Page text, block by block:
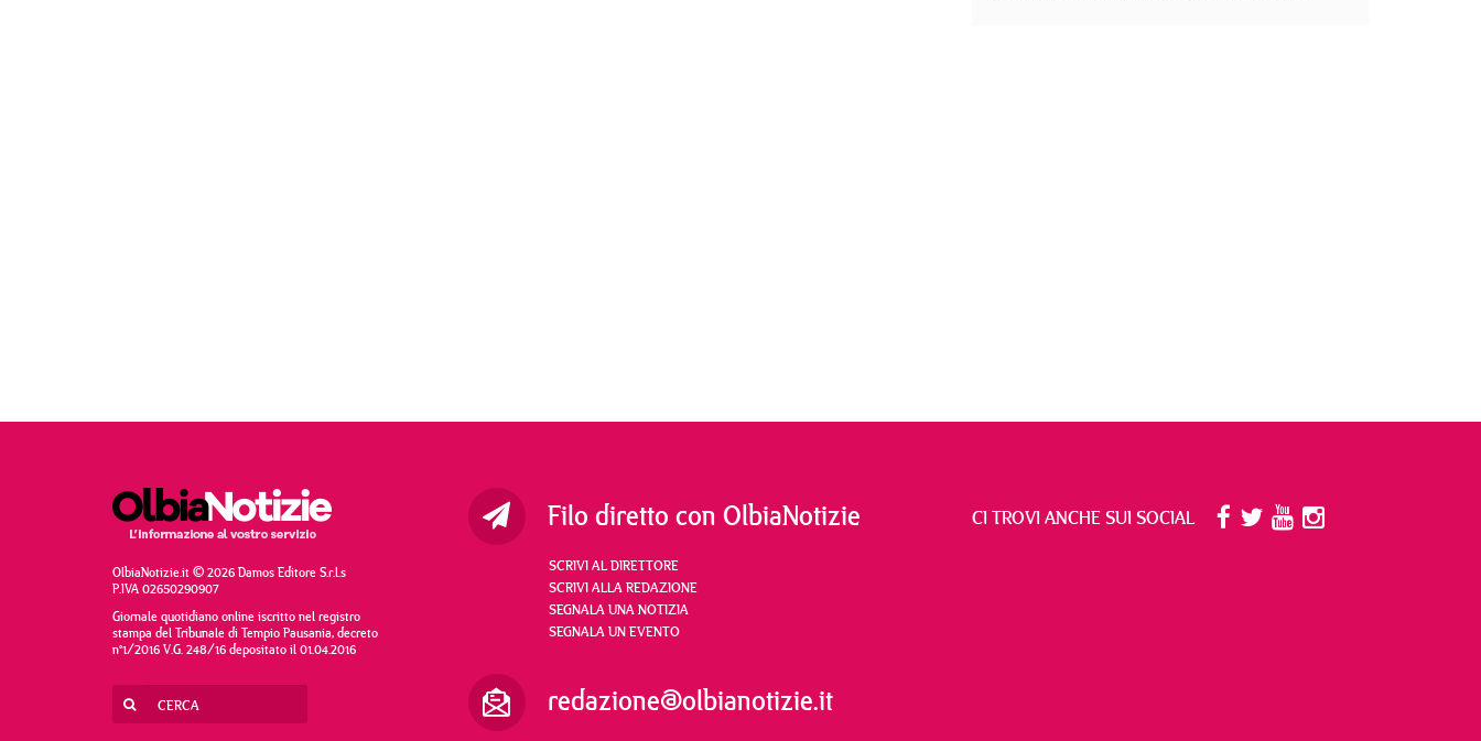
OlbiaNotizie.it © 2026 Damos Editore S.r.l.s
P.IVA 02650290907
Giornale quotidiano online iscritto nel registro
stampa del Tribunale di Tempio Pausania, decreto
n°1/2016 V.G. 248/16 depositato il 01.04.2016
Filo diretto con OlbiaNotizie
SCRIVI AL DIRETTORE
SCRIVI ALLA REDAZIONE
SEGNALA UNA NOTIZIA
SEGNALA UN EVENTO
redazione@olbianotizie.it
CI TROVI ANCHE SUI SOCIAL